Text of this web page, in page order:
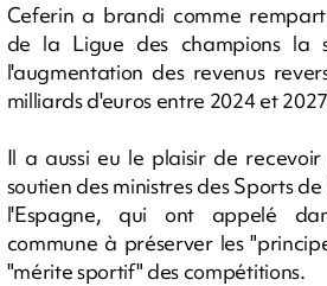
Ceferin a brandi comme
de la Ligue des champions la
l'augmentation des revenus
milliards d'euros entre 2024 et
Il a aussi eu le plaisir de
soutien des ministres des Sports
l'Espagne, qui ont appelé
commune à préserver les
"mérite sportif" des compétitions.